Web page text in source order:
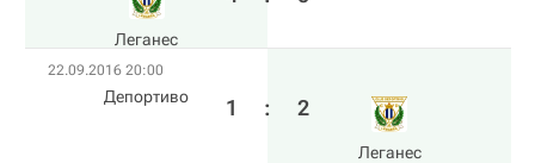
Леганес
22.09.2016 20:00
Депортиво 1 : 2
Леганес